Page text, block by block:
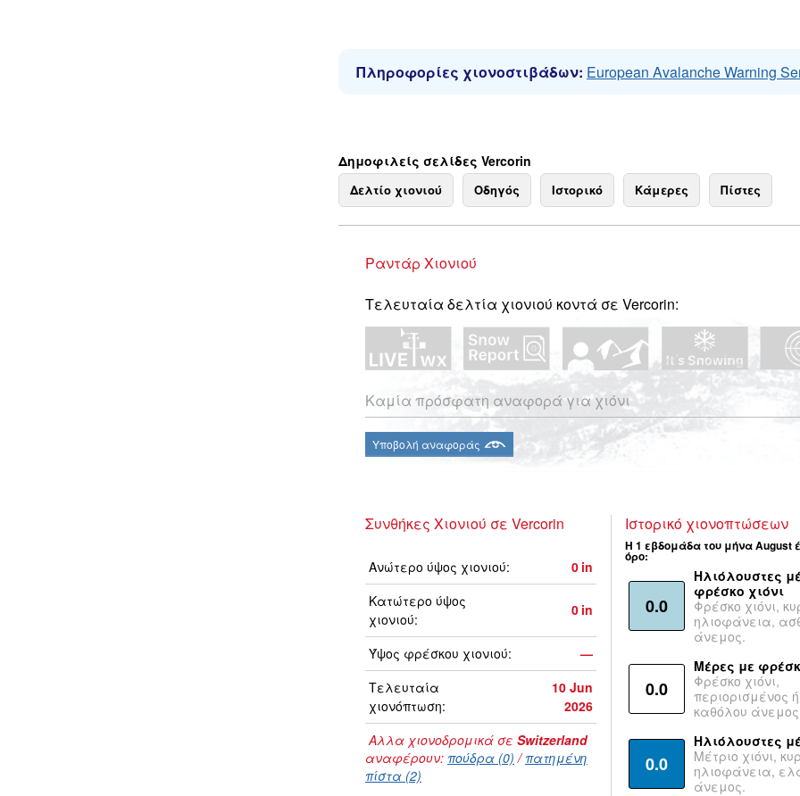
Πληροφορίες χιονοστιβάδων: European Avalanche Warning
Δημοφιλείς σελίδες Vercorin
Δελτίο χιονιού Οδηγός Ιστορικό Κάμερες Πίστες
Ραντάρ Χιονιού
Τελευταία δελτία χιονιού κοντά σε Vercorin:
Καμία πρόσφατη αναφορά για χιόνι
Υποβολή αναφοράς
Συνθήκες Χιονιού σε Vercorin
Ανώτερο ύψος χιονιού: 0 in
Κατώτερο ύψος
χιονιού:
0 in
Ύψος φρέσκου χιονιού:
—
Τελευταία
χιονόπτωση:
10 Jun
2026
Αλλα χιονοδρομικά σε Switzerland
αναφέρουν: πούδρα (0) /πατημένη
πίστα (2)
Ιστορικό χιονοπτώσεων
Η 1 εβδομάδα του μήνα August
όρο:
0.0
Ηλιόλουστες
φρέσκο χιόνι
Φρέσκο χιόνι,
ηλιοφάνεια,
άνεμος.
0.0
Μέρες με
Φρέσκο χιόνι,
περιορισμένος
καθόλου
0.0
Ηλιόλουστες
Μέτριο χιόνι,
ηλιοφάνεια,
άνεμος.